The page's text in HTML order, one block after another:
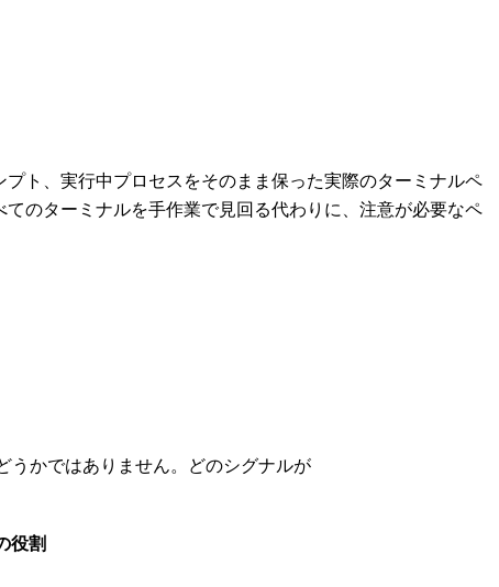
ト、実行中プロセスをそのまま保った実際のターミナルペ
のターミナルを手作業で見回る代わりに、注意が必要なペ
うかではありません。どのシグナルが
役割